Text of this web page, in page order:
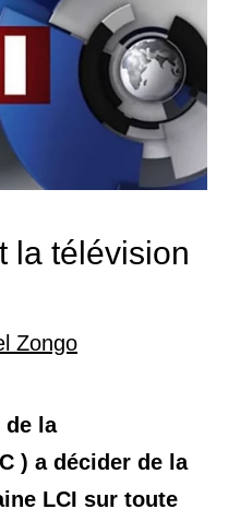
la télévision
Zongo
de la
) a décider de la
LCI sur toute